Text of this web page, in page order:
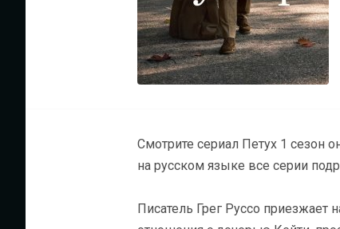
Смотрите сериал Петух 1 сезон
на русском языке все серии
Писатель Грег Руссо приезжает